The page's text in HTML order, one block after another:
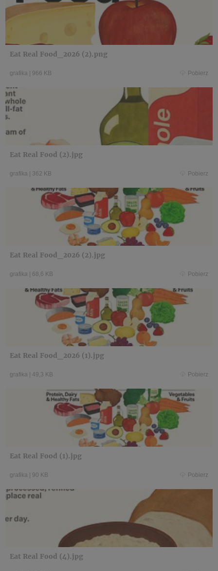
Eat Real Food_2026 (2).png
grafika | 966 KB Pobierz
Eat Real Food (2).jpg
grafika | 362 KB Pobierz
Eat Real Food_2026 (2).jpg
grafika | 68,6 KB Pobierz
Eat Real Food_2026 (1).jpg
grafika | 49,3 KB Pobierz
Eat Real Food (1).jpg
grafika | 90 KB Pobierz
Eat Real Food (4).jpg